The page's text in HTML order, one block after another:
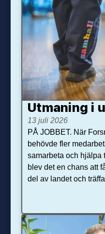
Utmaning i
13 juli 2026
PÅ JOBBET. När
behövde fler
samarbeta och hjälpa
blev det en chans att
del av landet och